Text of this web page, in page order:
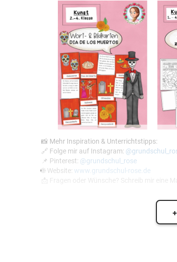
📸 Mehr Inspiration & Unterrichtstipps:
🔗 Folge mir auf Instagram:
📌 Pinterest: @grundschul_rose
🌐 Website: www.grundschul-rose.de
📩 Fragen oder Wünsche? Schreib mir eine